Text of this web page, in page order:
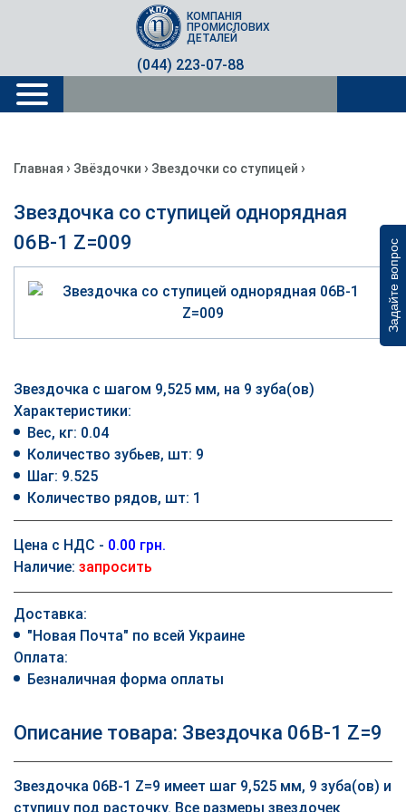
Задайте вопрос
(044) 223-07-88
КОМПАНІЯ
ПРОМИСЛОВИХ
ДЕТАЛЕЙ
Главная › Звёздочки › Звездочки со ступицей ›
Звездочка со ступицей однорядная
06B-1 Z=009
Звездочка с шагом 9,525 мм, на 9 зуба(ов)
Характеристики:
Вес, кг: 0.04
Количество зубьев, шт: 9
Шаг: 9.525
Количество рядов, шт: 1
Цена с НДС - 0.00 грн.
Наличие: запросить
Доставка:
"Новая Почта" по всей Украине
Оплата:
Безналичная форма оплаты
Описание товара: Звездочка 06B-1 Z=9
Звездочка 06B-1 Z=9 имеет шаг 9,525 мм, 9 зуба(ов) и
ступицу под расточку. Все размеры звездочек